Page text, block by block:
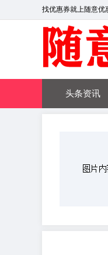
找优惠券就上随意优
头条资讯